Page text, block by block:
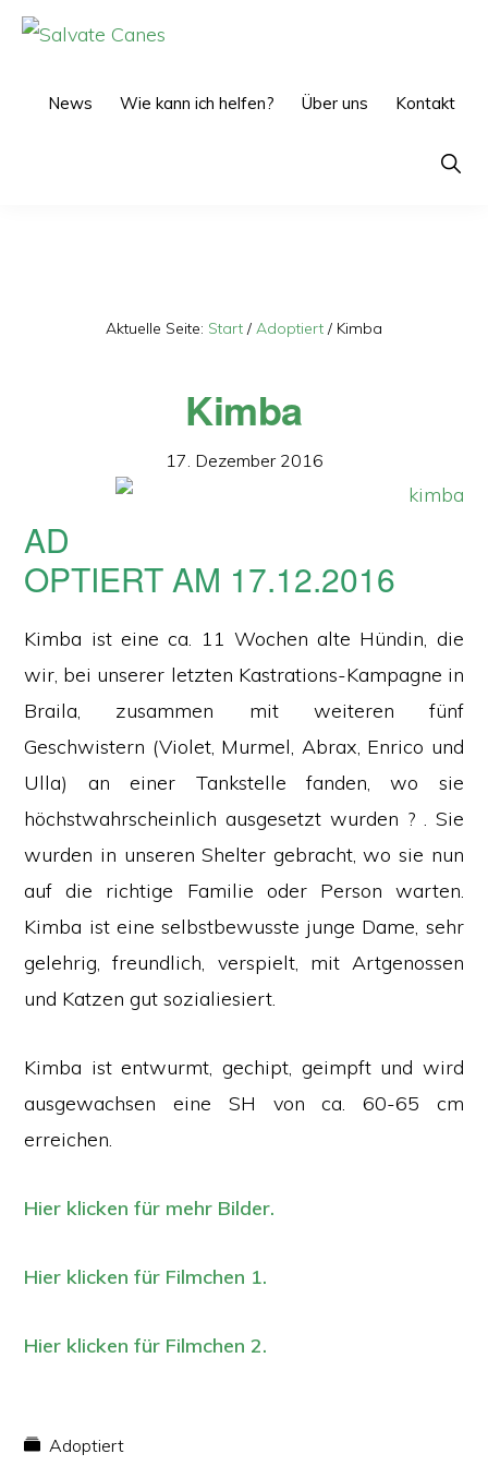
Zur
Zum
News Wie kann ich helfen? Über uns Kontakt
Show
Aktuelle Seite: Start / Adoptiert / Kimba
Kimba
17. Dezember 2016
AD
OPTIERT AM 17.12.2016
Kimba ist eine ca. 11 Wochen alte Hündin, die
wir, bei unserer letzten Kastrations-Kampagne in
Braila, zusammen mit weiteren fünf
Geschwistern (Violet, Murmel, Abrax, Enrico und
Ulla) an einer Tankstelle fanden, wo sie
höchstwahrscheinlich ausgesetzt wurden ? . Sie
wurden in unseren Shelter gebracht, wo sie nun
auf die richtige Familie oder Person warten.
Kimba ist eine selbstbewusste junge Dame, sehr
gelehrig, freundlich, verspielt, mit Artgenossen
und Katzen gut sozialiesiert.
Kimba ist entwurmt, gechipt, geimpft und wird
ausgewachsen eine SH von ca. 60-65 cm
erreichen.
Hier klicken für mehr Bilder.
Hier klicken für Filmchen 1.
Hier klicken für Filmchen 2.
Adoptiert